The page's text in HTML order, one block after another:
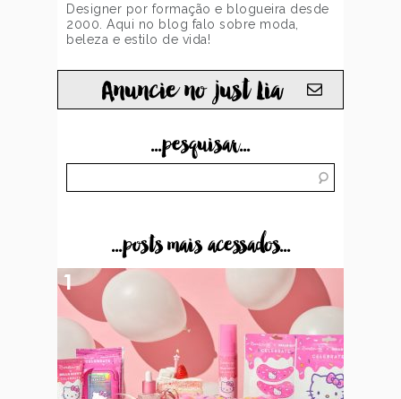
Designer por formação e blogueira desde
2000. Aqui no blog falo sobre moda,
beleza e estilo de vida!
Anuncie no just Lia
...pesquisar...
...posts mais acessados...
1